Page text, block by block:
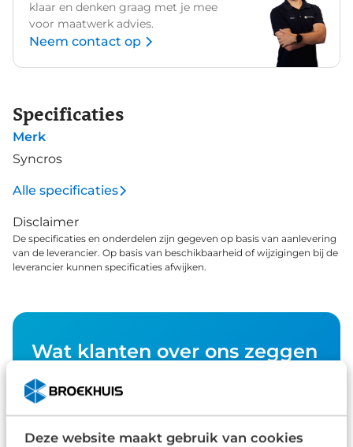
Deze website maakt gebruik van cookies
klaar en denken graag met je mee
voor maatwerk advies.
Neem contact op
Specificaties
Merk
Syncros
Alle specificaties
Disclaimer
De specificaties en onderdelen zijn gegeven op basis van aanlevering
van de leverancier. Op basis van beschikbaarheid of wijzigingen bij de
leverancier kunnen specificaties afwijken.
Wat klanten over ons zeggen
9,01578 reviews